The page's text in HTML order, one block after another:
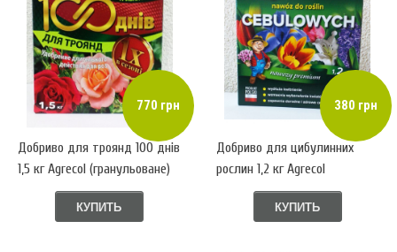
770 грн
Добриво для троянд 100 днів
1,5 кг Аgrecol (гранульоване)
КУПИТЬ
380 грн
Добриво для цибулинних
рослин 1,2 кг Аgrecol
(гранульоване)
КУПИТЬ